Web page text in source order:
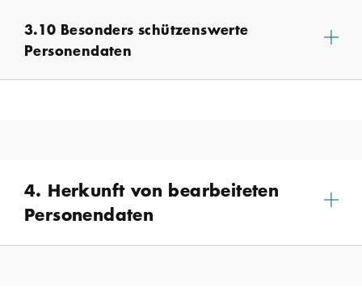
3.10 Besonders schützenswerte
Personendaten
4. Herkunft von bearbeiteten
Personendaten